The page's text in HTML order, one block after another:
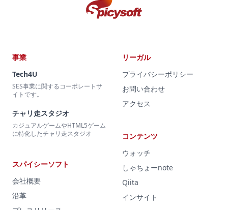
事業
Tech4U
SES事業に関するコーポレートサ
イトです。
チャリ走スタジオ
カジュアルゲームやHTML5ゲーム
に特化したチャリ走スタジオ
スパイシーソフト
会社概要
沿革
リーガル
プライバシーポリシー
お問い合わせ
アクセス
コンテンツ
ウォッチ
しゃちょーnote
Qiita
インサイト